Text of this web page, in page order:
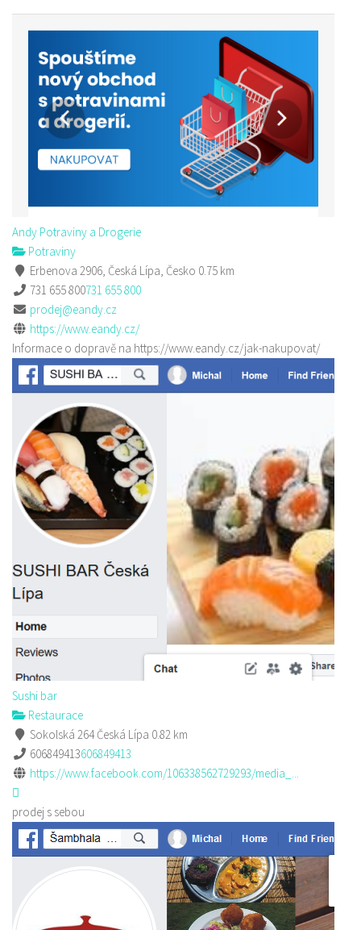
Andy Potraviny a Drogerie
Potraviny
Erbenova 2906, Česká Lípa, Česko 0.75 km
731 655 800731 655 800
prodej@eandy.cz
https://www.eandy.cz/
Informace o dopravě na https://www.eandy.cz/jak-nakupovat/
Sushi bar
Restaurace
Sokolská 264 Česká Lípa 0.82 km
606849413606849413
https://www.facebook.com/106338562729293/media_...
prodej s sebou